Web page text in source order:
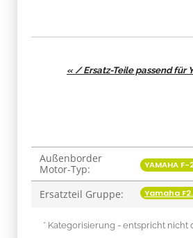
« / Ersatz-Teile passend für
Produkteigenschaft
Wert
Außenborder
Motor-Typ:
YAMAHA F-
Ersatzteil Gruppe: Yamaha
* Kategorisierung - entspricht nicht